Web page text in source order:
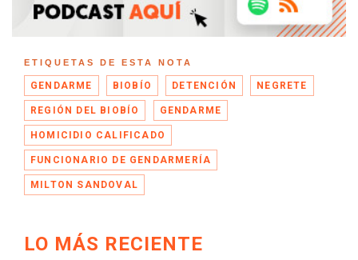
ETIQUETAS DE ESTA NOTA
GENDARME BIOBÍO DETENCIÓN NEGRETE
REGIÓN DEL BIOBÍO GENDARME
HOMICIDIO CALIFICADO
FUNCIONARIO DE GENDARMERÍA
MILTON SANDOVAL
LO MÁS RECIENTE